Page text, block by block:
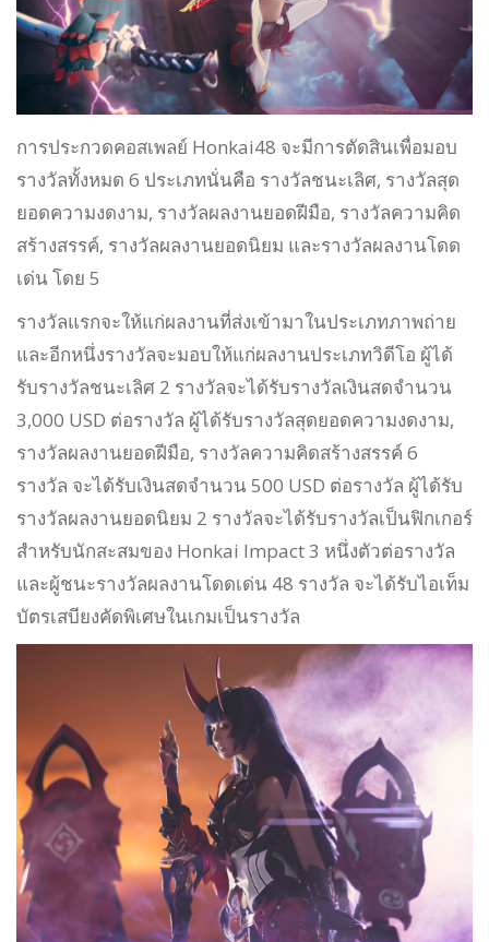
การประกวดคอสเพลย์ Honkai48 จะมีการตัดสินเพื่อมอบ
รางวัลทั้งหมด 6 ประเภทนั่นคือ รางวัลชนะเลิศ, รางวัลสุด
ยอดความงดงาม, รางวัลผลงานยอดฝีมือ, รางวัลความคิด
สร้างสรรค์, รางวัลผลงานยอดนิยม และรางวัลผลงานโดด
เด่น โดย 5
รางวัลแรกจะให้แก่ผลงานที่ส่งเข้ามาในประเภทภาพถ่าย
และอีกหนึ่งรางวัลจะมอบให้แก่ผลงานประเภทวิดีโอ ผู้ได้
รับรางวัลชนะเลิศ 2 รางวัลจะได้รับรางวัลเงินสดจำนวน
3,000 USD ต่อรางวัล ผู้ได้รับรางวัลสุดยอดความงดงาม,
รางวัลผลงานยอดฝีมือ, รางวัลความคิดสร้างสรรค์ 6
รางวัล จะได้รับเงินสดจำนวน 500 USD ต่อรางวัล ผู้ได้รับ
รางวัลผลงานยอดนิยม 2 รางวัลจะได้รับรางวัลเป็นฟิกเกอร์
สำหรับนักสะสมของ Honkai Impact 3 หนึ่งตัวต่อรางวัล
และผู้ชนะรางวัลผลงานโดดเด่น 48 รางวัล จะได้รับไอเท็ม
บัตรเสบียงคัดพิเศษในเกมเป็นรางวัล